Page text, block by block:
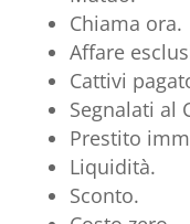
Chiama ora.
Affare
Cattivi
Segnalati al
Prestito
Liquidità.
Sconto.